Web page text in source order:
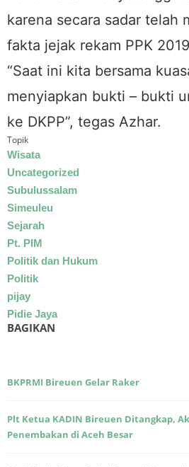
karena secara sadar telah
fakta jejak rekam PPK
“Saat ini kita bersama
menyiapkan bukti – bukti
ke DKPP”, tegas Azhar.
Topik
Wisata
Uncategorized
Subulussalam
Simeuleu
Sejarah
Pt. PIM
Politik dan Hukum
Politik
pijay
Pidie Jaya
BAGIKAN
BKPRMI Bireuen Gelar Raker
Plt Ketua KADIN Bireuen Ditangkap,
Penembakan di Aceh Besar